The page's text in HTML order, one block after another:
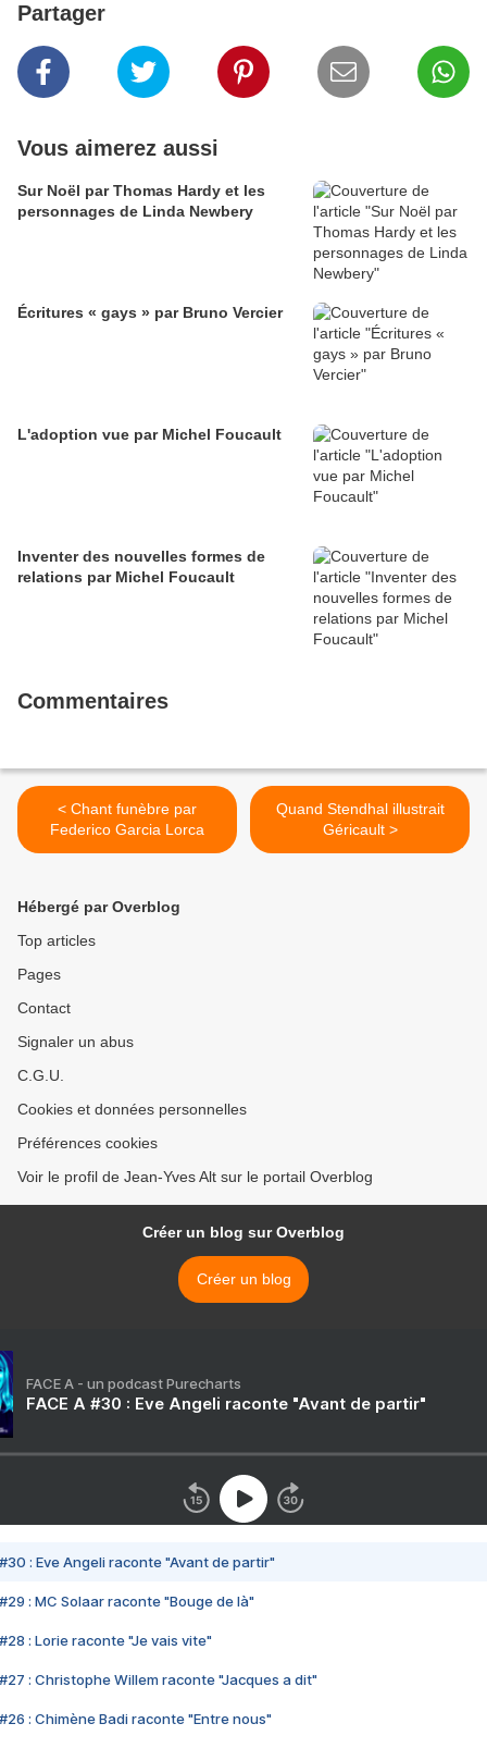
Partager
Vous aimerez aussi
Sur Noël par Thomas Hardy et les
personnages de Linda Newbery
Écritures « gays » par Bruno Vercier
L'adoption vue par Michel Foucault
Inventer des nouvelles formes de
relations par Michel Foucault
Commentaires
< Chant funèbre par
Federico Garcia Lorca
Quand Stendhal illustrait
Géricault >
Hébergé par Overblog
Top articles
Pages
Contact
Signaler un abus
C.G.U.
Cookies et données personnelles
Préférences cookies
Voir le profil de Jean-Yves Alt sur le portail Overblog
Créer un blog sur Overblog
Créer un blog
FACE A - un podcast Purecharts
FACE A #30 : Eve Angeli raconte "Avant de partir"
#30 : Eve Angeli raconte "Avant de partir"
#29 : MC Solaar raconte "Bouge de là"
#28 : Lorie raconte "Je vais vite"
#27 : Christophe Willem raconte "Jacques a dit"
#26 : Chimène Badi raconte "Entre nous"